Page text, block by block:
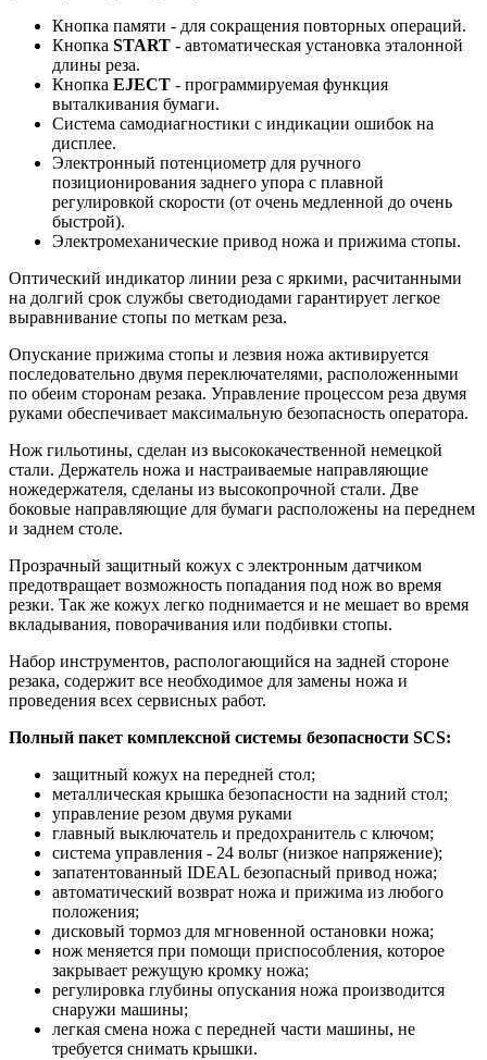
Кнопка памяти - для сокращения повторных операций.
Кнопка START - автоматическая установка эталонной
длины реза.
Кнопка EJECT - программируемая функция
выталкивания бумаги.
Система самодиагностики с индикации ошибок на
дисплее.
Электронный потенциометр для ручного
позиционирования заднего упора с плавной
регулировкой скорости (от очень медленной до очень
быстрой).
Электромеханические привод ножа и прижима стопы.
Оптический индикатор линии реза с яркими, расчитанными
на долгий срок службы светодиодами гарантирует легкое
выравнивание стопы по меткам реза.
Опускание прижима стопы и лезвия ножа активируется
последовательно двумя переключателями, расположенными
по обеим сторонам резака. Управление процессом реза двумя
руками обеспечивает максимальную безопасность оператора.
Нож гильотины, сделан из высококачественной немецкой
стали. Держатель ножа и настраиваемые направляющие
ножедержателя, сделаны из высокопрочной стали. Две
боковые направляющие для бумаги расположены на переднем
и заднем столе.
Прозрачный защитный кожух с электронным датчиком
предотвращает возможность попадания под нож во время
резки. Так же кожух легко поднимается и не мешает во время
вкладывания, поворачивания или подбивки стопы.
Набор инструментов, распологающийся на задней стороне
резака, содержит все необходимое для замены ножа и
проведения всех сервисных работ.
Полный пакет комплексной системы безопасности SCS:
защитный кожух на передней стол;
металлическая крышка безопасности на задний стол;
управление резом двумя руками
главный выключатель и предохранитель с ключом;
система управления - 24 вольт (низкое напряжение);
запатентованный IDEAL безопасный привод ножа;
автоматический возврат ножа и прижима из любого
положения;
дисковый тормоз для мгновенной остановки ножа;
нож меняется при помощи приспособления, которое
закрывает режущую кромку ножа;
регулировка глубины опускания ножа производится
снаружи машины;
легкая смена ножа с передней части машины, не
требуется снимать крышки.